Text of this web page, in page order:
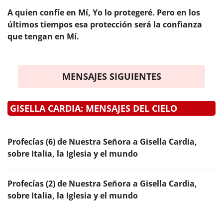
A quien confíe en Mí, Yo lo protegeré. Pero en los
últimos tiempos esa protección será la confianza
que tengan en Mí.
MENSAJES SIGUIENTES
GISELLA CARDIA: MENSAJES DEL CIELO
Profecías (6) de Nuestra Señora a Gisella Cardia,
sobre Italia, la Iglesia y el mundo
Profecías (2) de Nuestra Señora a Gisella Cardia,
sobre Italia, la Iglesia y el mundo